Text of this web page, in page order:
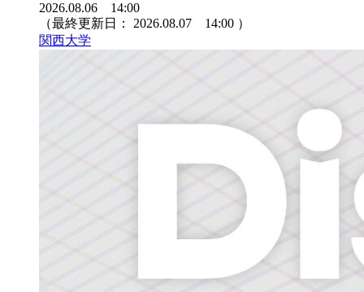
2026.08.06 14:00
（最終更新日： 2026.08.07 14:00 ）
関西大学